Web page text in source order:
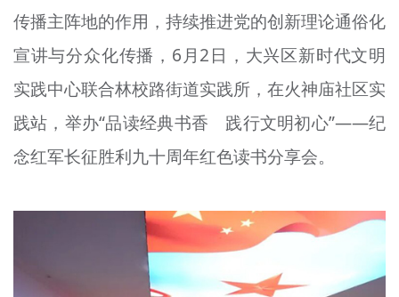
资料库
+
传播主阵地的作用，持续推进党的创新理论通俗化
宣讲与分众化传播，6月2日，大兴区新时代文明
实践中心联合林校路街道实践所，在火神庙社区实
践站，举办“品读经典书香 践行文明初心”——纪
念红军长征胜利九十周年红色读书分享会。